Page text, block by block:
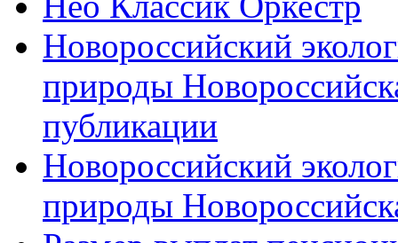
Новороссийский
природы
публикации
Новороссийский
природы